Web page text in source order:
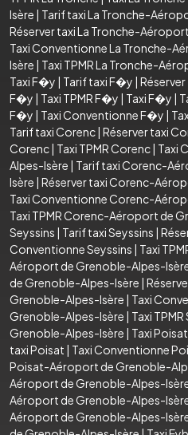
Isère | Tarif taxi La Tronche-
Réserver taxi La Tronche-
Taxi Conventionne La Tronche-
Isère | Taxi TPMR La Tronche-
Taxi F�y | Tarif taxi F�y |
F�y | Taxi TPMR F�y | Taxi F�y |
F�y | Taxi Conventionne F�y |
Tarif taxi Corenc| Réserver taxi
Corenc| Taxi TPMR Corenc| Taxi
Alpes-Isère | Tarif taxi Corenc-
Isère | Réserver taxi Corenc-
Taxi Conventionne Corenc-
Taxi TPMR Corenc-Aéroport de
Seyssins | Tarif taxi Seyssins |
Conventionne Seyssins | Taxi
Aéroport de Grenoble-Alpes-
de Grenoble-Alpes-Isère |
Grenoble-Alpes-Isère | Taxi
Grenoble-Alpes-Isère | Taxi
Grenoble-Alpes-Isère | Taxi Poisat
taxi Poisat | Taxi Conventionne
Poisat-Aéroport de Grenoble-
Aéroport de Grenoble-Alpes-
Aéroport de Grenoble-Alpes-
Aéroport de Grenoble-Alpes-